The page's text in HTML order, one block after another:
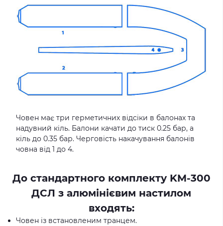
Човен має три герметичних відсіки в балонах та
надувний кіль. Балони качати до тиск 0.25 бар, а
кіль до 0.35 бар. Черговість накачування балонів
човна від 1 до 4.
До стандартного комплекту KM-300
ДСЛ з алюмінієвим настилом
входять:
Човен із встановленим транцем.